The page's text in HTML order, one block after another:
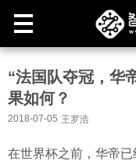
“法国队夺冠，华
果如何？
2018-07-05 王罗浩
在世界杯之前，华帝